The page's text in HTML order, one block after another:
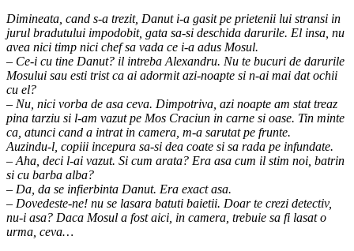
Dimineata, cand s-a trezit, Danut i-a gasit pe prietenii lui stransi in
jurul bradutului impodobit, gata sa-si deschida darurile. El insa, nu
avea nici timp nici chef sa vada ce i-a adus Mosul.
– Ce-i cu tine Danut? il intreba Alexandru. Nu te bucuri de darurile
Mosului sau esti trist ca ai adormit azi-noapte si n-ai mai dat ochii
cu el?
– Nu, nici vorba de asa ceva. Dimpotriva, azi noapte am stat treaz
pina tarziu si l-am vazut pe Mos Craciun in carne si oase. Tin minte
ca, atunci cand a intrat in camera, m-a sarutat pe frunte.
Auzindu-l, copiii incepura sa-si dea coate si sa rada pe infundate.
– Aha, deci l-ai vazut. Si cum arata? Era asa cum il stim noi, batrin
si cu barba alba?
– Da, da se infierbinta Danut. Era exact asa.
– Dovedeste-ne! nu se lasara batuti baietii. Doar te crezi detectiv,
nu-i asa? Daca Mosul a fost aici, in camera, trebuie sa fi lasat o
urma, ceva…